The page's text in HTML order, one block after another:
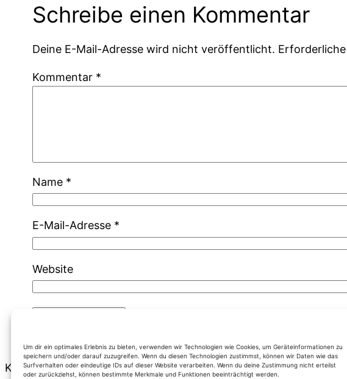
Um dir ein optimales Erlebnis zu bieten, verwenden wir Technologien wie Cookies, um Geräteinformationen zu
speichern und/oder darauf zuzugreifen. Wenn du diesen Technologien zustimmst, können wir Daten wie das
Surfverhalten oder eindeutige IDs auf dieser Website verarbeiten. Wenn du deine Zustimmung nicht erteilst
oder zurückziehst, können bestimmte Merkmale und Funktionen beeinträchtigt werden.
Schreibe einen Kommentar
Deine E-Mail-Adresse wird nicht veröffentlicht.
Kommentar *
Name *
E-Mail-Adresse *
Website
Kategorien